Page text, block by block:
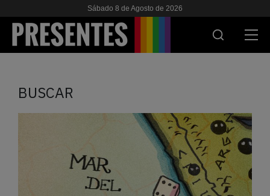
Sábado 8 de Agosto de 2026
BUSCAR